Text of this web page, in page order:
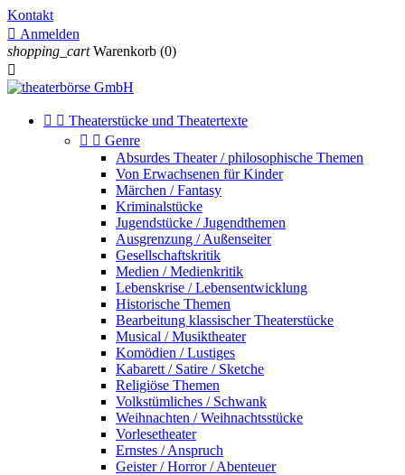
Kontakt
 Anmelden
shopping_cart Warenkorb (0)

  Theaterstücke und Theatertexte
  Genre
Absurdes Theater / philosophische Themen
Von Erwachsenen für Kinder
Märchen / Fantasy
Kriminalstücke
Jugendstücke / Jugendthemen
Ausgrenzung / Außenseiter
Gesellschaftskritik
Medien / Medienkritik
Lebenskrise / Lebensentwicklung
Historische Themen
Bearbeitung klassischer Theaterstücke
Musical / Musiktheater
Komödien / Lustiges
Kabarett / Satire / Sketche
Religiöse Themen
Volkstümliches / Schwank
Weihnachten / Weihnachtsstücke
Vorlesetheater
Ernstes / Anspruch
Geister / Horror / Abenteuer